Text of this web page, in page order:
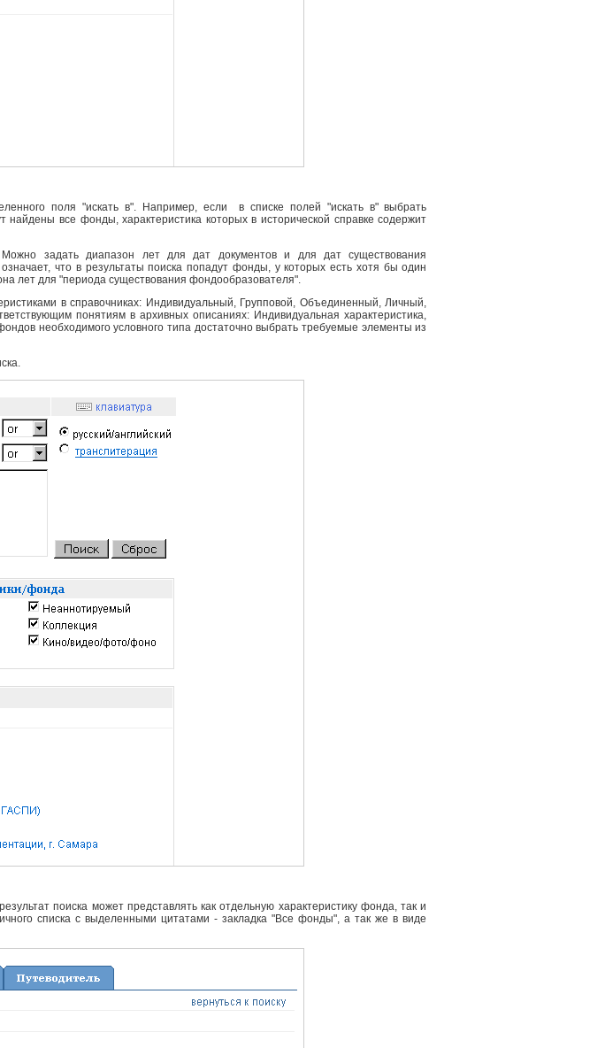
поля "искать в". Например, если в списке полей "искать в" выбрать
найдены все фонды, характеристика которых в исторической справке содержит
задать диапазон лет для дат документов и для дат существования
что в результаты поиска попадут фонды, у которых есть хотя бы один
лет для "периода существования фондообразователя".
в справочниках: Индивидуальный, Групповой, Объединенный, Личный,
понятиям в архивных описаниях: Индивидуальная характеристика,
необходимого условного типа достаточно выбрать требуемые элементы из
поиска может представлять как отдельную характеристику фонда, так и
списка с выделенными цитатами - закладка "Все фонды", а так же в виде